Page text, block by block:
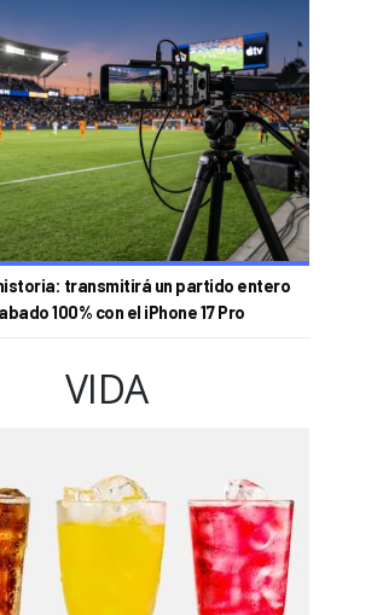
transmitirá un partido entero
100% con el iPhone 17 Pro
VIDA